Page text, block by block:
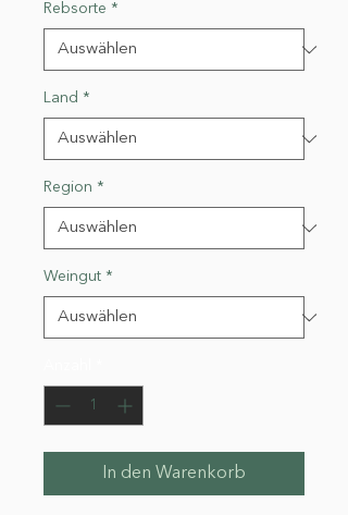
Rebsorte *
Land *
Region *
Weingut *
In den Warenkorb